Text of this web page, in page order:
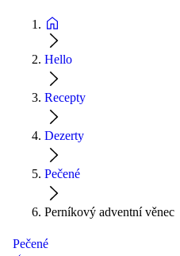
Hello
Recepty
Dezerty
Pečené
Perníkový adventní věnec
Pečené